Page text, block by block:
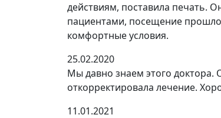
действиям, поставила печать.
пациентами, посещение прошло
комфортные условия.
25.02.2020
Мы давно знаем этого доктора.
откорректировала лечение.
11.01.2021